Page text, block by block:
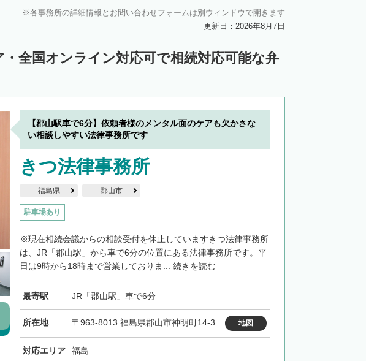
各事務所の詳細情報とお問い合わせフォームは別ウィンドウで開きます
更新日：2026年8月7日
全国オンライン対応可で相続対応可能な弁
【郡山駅車で6分】依頼者様のメンタル面のケアも欠かさな
い相談しやすい法律事務所です
きつ法律事務所
福島県 郡山市
駐車場あり
※現在相続会議からの相談受付を休止していますきつ法律事務所
は、JR「郡山駅」から車で6分の位置にある法律事務所です。平
日は9時から18時まで営業しておりま... 続きを読む
最寄駅 JR「郡山駅」車で6分
所在地 〒963-8013 福島県郡山市神明町14-3 地図
対応エリア 福島